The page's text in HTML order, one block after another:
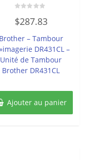
0
sur
$287.83
Brother – Tambour
DR431CL –
Unité de Tambour
Brother DR431CL
Ajouter au panier